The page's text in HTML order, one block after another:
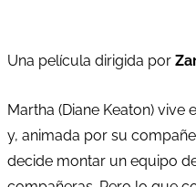
Una película dirigida por
Martha (Diane Keaton) vive
y, animada por su
decide montar un equipo